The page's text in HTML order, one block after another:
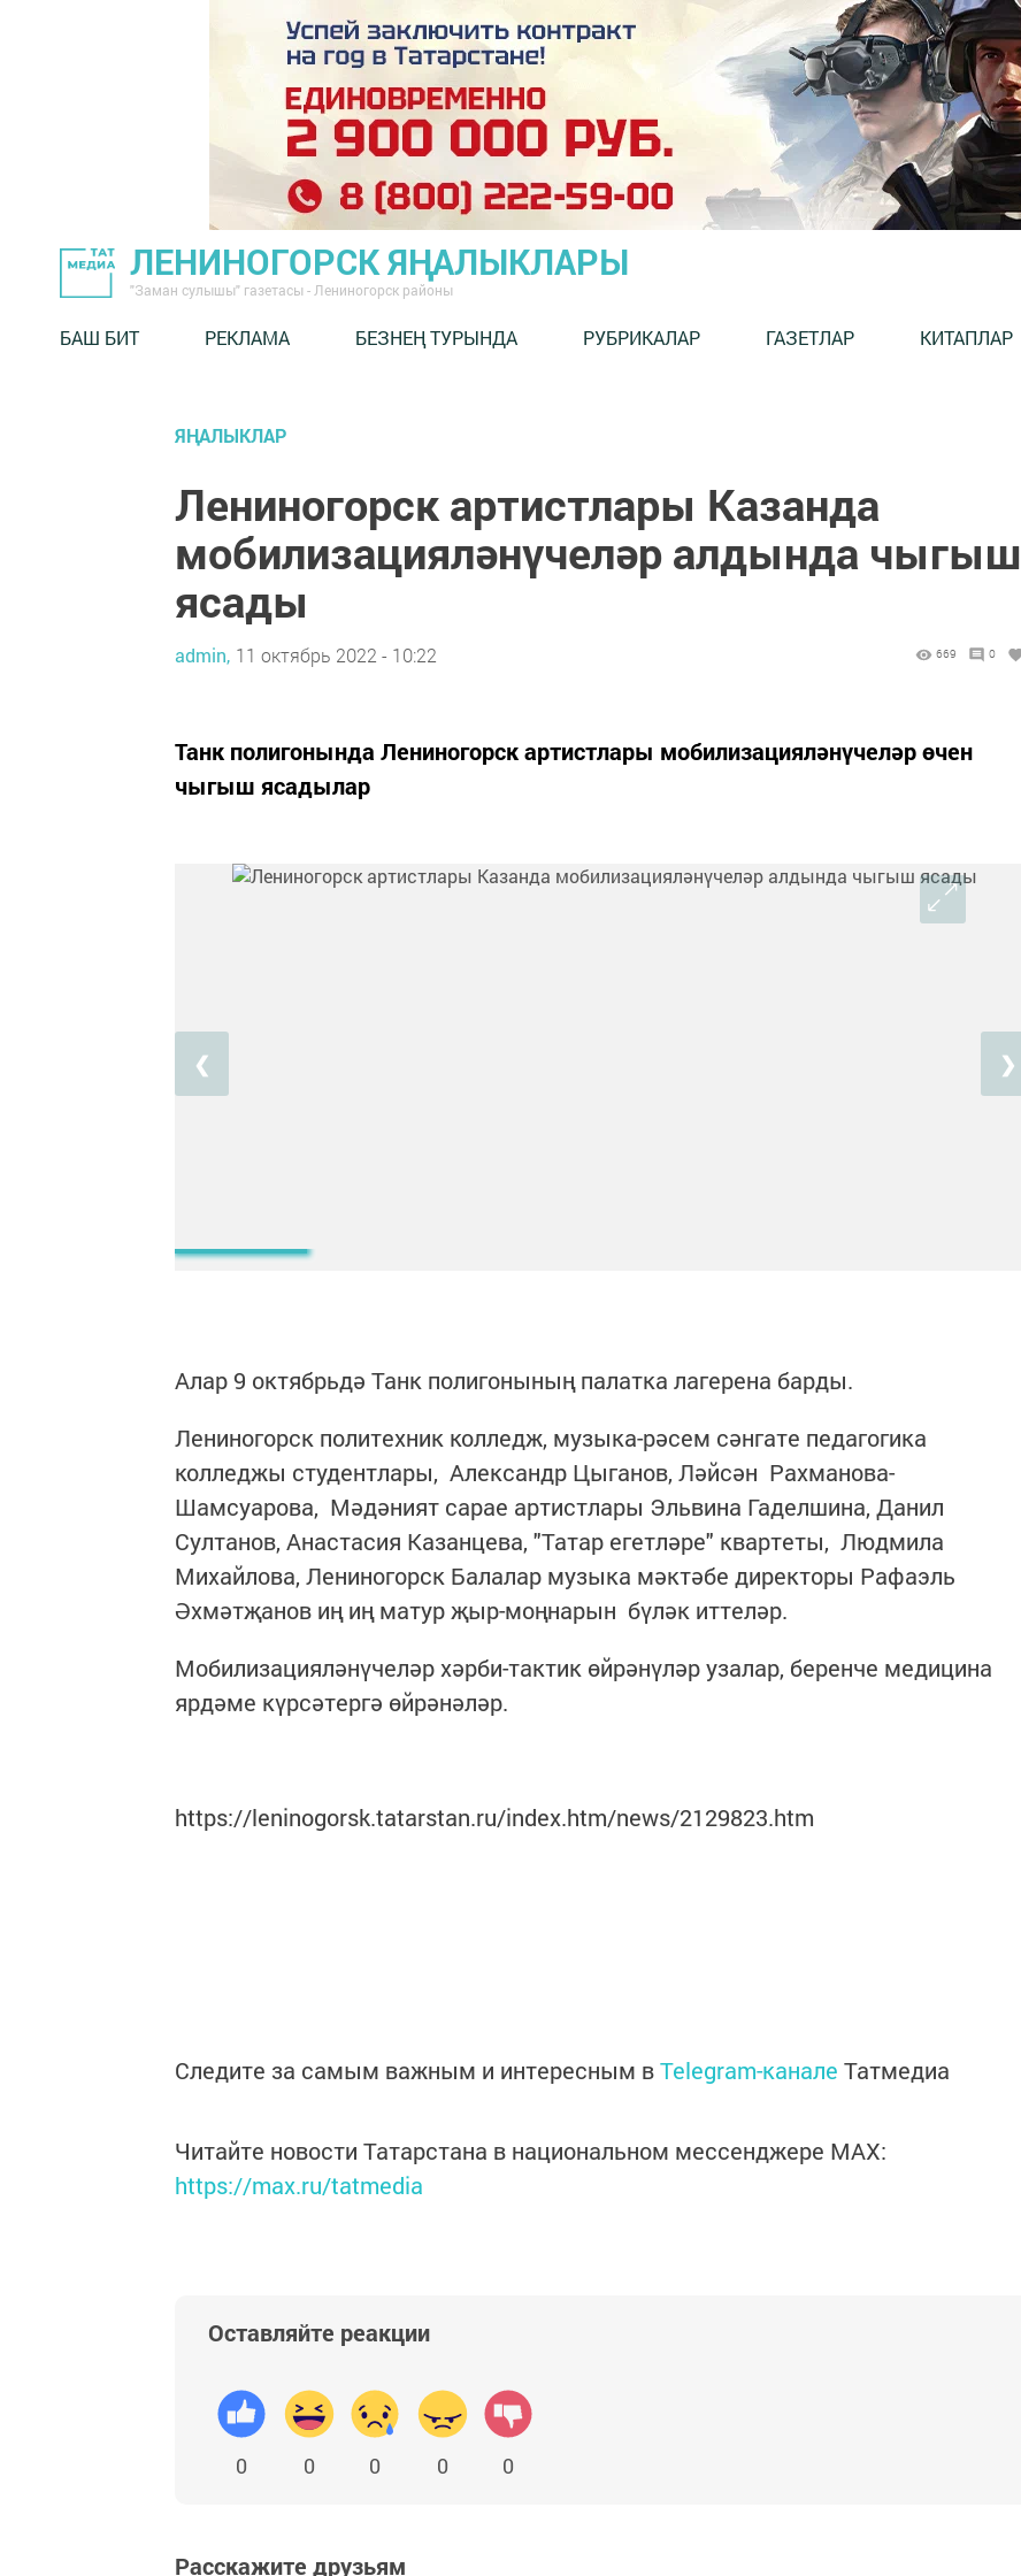
ЛЕНИНОГОРСК ЯҢАЛЫКЛАРЫ
"Заман сулышы" газетасы - Лениногорск районы
БАШ БИТ РЕКЛАМА БЕЗНЕҢ ТУРЫНДА РУБРИКАЛАР ГАЗЕТЛАР КИТАПЛАР
ЯҢАЛЫКЛАР
Лениногорск артистлары Казанда
мобилизацияләнүчеләр алдында чыгыш
ясады
admin, 11 октябрь 2022 - 10:22 669 0
Танк полигонында Лениногорск артистлары мобилизацияләнүчеләр өчен
чыгыш ясадылар
❮ ❯
Алар 9 октябрьдә Танк полигонының палатка лагерена барды.
Лениногорск политехник колледж, музыка-рәсем сәнгате педагогика
колледжы студентлары, Александр Цыганов, Ләйсән Рахманова-
Шамсуарова, Мәдәният сарае артистлары Эльвина Гаделшина, Данил
Султанов, Анастасия Казанцева, "Татар егетләре" квартеты, Людмила
Михайлова, Лениногорск Балалар музыка мәктәбе директоры Рафаэль
Әхмәтҗанов иң иң матур җыр-моңнарын бүләк иттеләр.
Мобилизацияләнүчеләр хәрби-тактик өйрәнүләр узалар, беренче медицина
ярдәме күрсәтергә өйрәнәләр.
https://leninogorsk.tatarstan.ru/index.htm/news/2129823.htm
Следите за самым важным и интересным вTelegram-канале Татмедиа
Читайте новости Татарстана в национальном мессенджере MАХ:
https://max.ru/tatmedia
Оставляйте реакции
0 0 0 0 0
Расскажите друзьям